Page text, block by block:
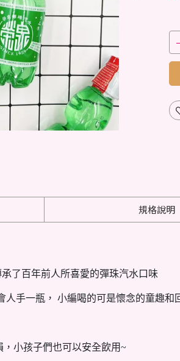
規格說明
了百年前人所喜愛的彈珠汽水口味
人手一瓶， 小編喝的可是懷念的童趣和
小孩子們也可以安全飲用~